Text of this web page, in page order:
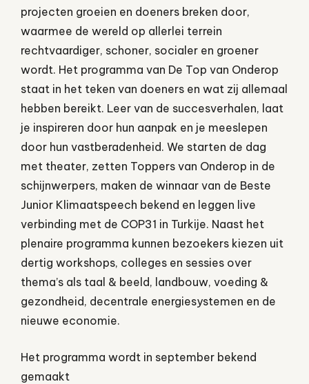
projecten groeien en doeners breken door,
waarmee de wereld op allerlei terrein
rechtvaardiger, schoner, socialer en groener
wordt. Het programma van De Top van Onderop
staat in het teken van doeners en wat zij allemaal
hebben bereikt. Leer van de succesverhalen, laat
je inspireren door hun aanpak en je meeslepen
door hun vastberadenheid. We starten de dag
met theater, zetten Toppers van Onderop in de
schijnwerpers, maken de winnaar van de Beste
Junior Klimaatspeech bekend en leggen live
verbinding met de COP31 in Turkije. Naast het
plenaire programma kunnen bezoekers kiezen uit
dertig workshops, colleges en sessies over
thema’s als taal & beeld, landbouw, voeding &
gezondheid, decentrale energiesystemen en de
nieuwe economie.
Het programma wordt in september bekend
gemaakt